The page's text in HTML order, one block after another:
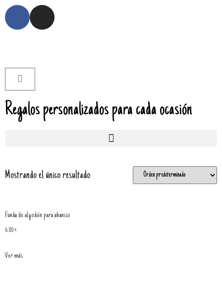
Regalos personalizados para cada ocasión
Mostrando el único resultado
Funda de algodón para abanico
6.00€
Ver más